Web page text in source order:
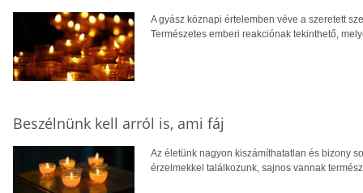
A gyász köznapi értelemben véve a szeretett
Természetes emberi reakciónak tekinthető,
Beszélnünk kell arról is, ami fáj
Az életünk nagyon kiszámíthatatlan és bizony
érzelmekkel találkozunk, sajnos vannak